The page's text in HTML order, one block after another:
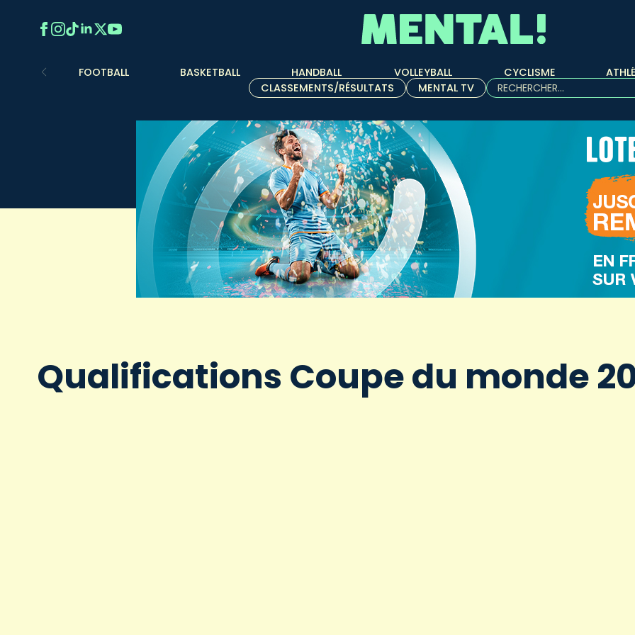
FOOTBALL BASKETBALL HANDBALL VOLLEYBALL CYCLISME
CLASSEMENTS/RÉSULTATS
MENTAL TV
Rechercher :
Qualifications Coupe du monde